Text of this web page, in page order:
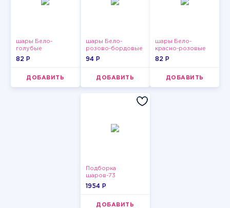
шары Бело-
голубые
пастельные
82 P
ДОБАВИТЬ
шары Бело-
розово-бордовые
металлик
94 P
ДОБАВИТЬ
шары Бело-
красно-розовые
пастельные
82 P
ДОБАВИТЬ
Подборка
шаров-73
1954 P
ДОБАВИТЬ